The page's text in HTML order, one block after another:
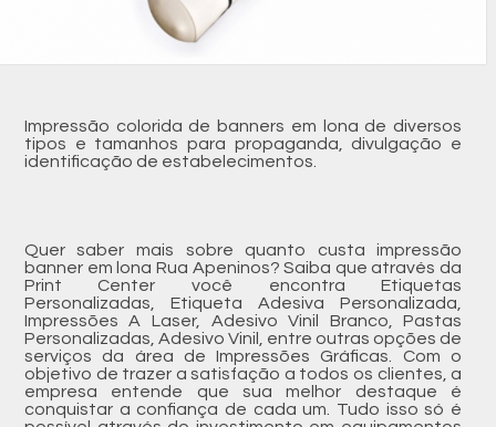
Impressão colorida de banners em lona de diversos
tipos e tamanhos para propaganda, divulgação e
identificação de estabelecimentos.
Quer saber mais sobre quanto custa impressão
banner em lona Rua Apeninos? Saiba que através da
Print Center você encontra Etiquetas
Personalizadas, Etiqueta Adesiva Personalizada,
Impressões A Laser, Adesivo Vinil Branco, Pastas
Personalizadas, Adesivo Vinil, entre outras opções de
serviços da área de Impressões Gráficas. Com o
objetivo de trazer a satisfação a todos os clientes, a
empresa entende que sua melhor destaque é
conquistar a confiança de cada um. Tudo isso só é